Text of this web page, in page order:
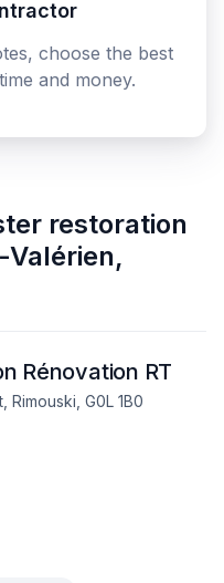
choose the best
and money.
restoration
Valérien,
Rénovation RT
Rimouski, G0L 1B0